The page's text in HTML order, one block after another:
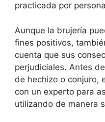
practicada por
Aunque la brujería
fines positivos,
cuenta que sus
perjudiciales. Antes
de hechizo o conjuro,
con un experto para
utilizando de manera